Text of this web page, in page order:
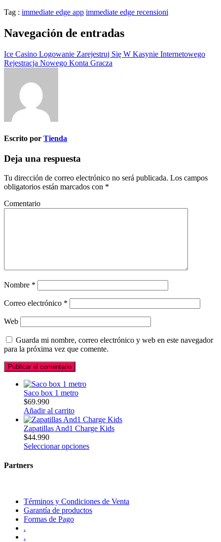
Tag : immediate edge app immediate edge recensioni
Navegación de entradas
Ice Casino Logowanie Zarejestruj Się W Kasynie Internetowego
Rejestracja Nowego Konta Gracza
Escrito por Tienda
Deja una respuesta
Tu dirección de correo electrónico no será publicada. Los campos
obligatorios están marcados con *
Comentario
Nombre *
Correo electrónico *
Web
Guarda mi nombre, correo electrónico y web en este navegador
para la próxima vez que comente.
Saco box 1 metro
$69.990
Añadir al carrito
Zapatillas And1 Charge Kids
$44.990
Seleccionar opciones
Partners
Términos y Condiciones de Venta
Garantía de productos
Formas de Pago
.
.